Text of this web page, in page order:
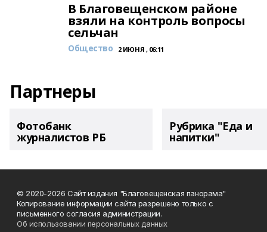
В Благовещенском районе
взяли на контроль вопросы
сельчан
Общество 2 ИЮНЯ , 06:11
Партнеры
Фотобанк
журналистов РБ
Рубрика "Еда и
напитки"
© 2020-2026 Сайт издания "Благовещенская панорама"
Копирование информации сайта разрешено только с
письменного согласия администрации.
Об использовании персональных данных